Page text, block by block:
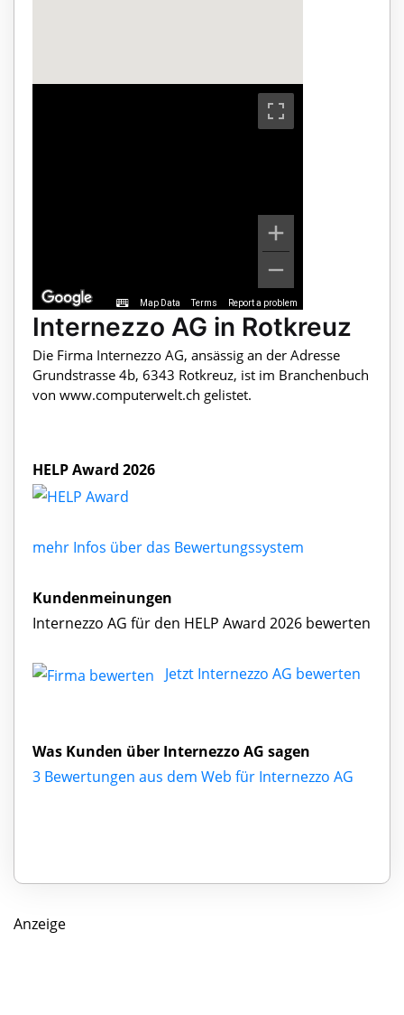
Map Data Terms Report a problem
Internezzo AG in Rotkreuz
Die Firma Internezzo AG, ansässig an der Adresse
Grundstrasse 4b, 6343 Rotkreuz, ist im Branchenbuch
von www.computerwelt.ch gelistet.
HELP Award 2026
mehr Infos über das Bewertungssystem
Kundenmeinungen
Internezzo AG für den HELP Award 2026 bewerten
Jetzt Internezzo AG bewerten
Was Kunden über Internezzo AG sagen
3 Bewertungen aus dem Web für Internezzo AG
Anzeige